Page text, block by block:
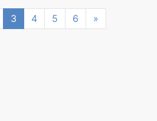
3 4 5 6 »